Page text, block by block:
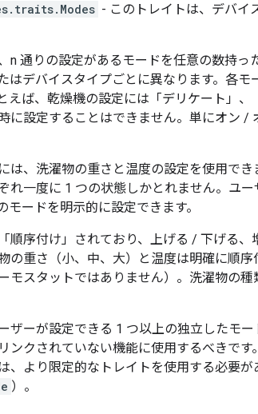
- このトレイトは、デバイ
n 通りの設定があるモードを任意の数持
はデバイスタイプごとに異なります。各
えば、乾燥機の設定には「デリケート」
に設定することはできません。単にオン /
は、洗濯物の重さと温度の設定を使用で
れ一度に 1 つの状態しかとれません。ユ
モードを明示的に設定できます。
順序付け」されており、上げる / 下げる
の重さ（小、中、大）と温度は明確に順
モスタットではありません）。洗濯物の
ザーが設定できる 1 つ以上の独立したモ
ンクされていない機能に使用するべきで
、より限定的なトレイトを使用する必要が
）。